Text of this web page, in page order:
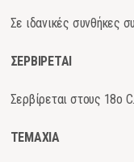
Σε ιδανικές συνθήκες
ΣΕΡΒΙΡΕΤΑΙ
Σερβίρεται στους 18ο C.
ΤΕΜΑΧΙΑ